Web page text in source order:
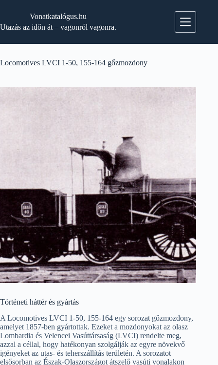
Vonatkatalógus.hu
Utazás az időn át – vagonról vagonra.
Locomotives LVCI 1-50, 155-164 gőzmozdony
Történeti háttér és gyártás
A Locomotives LVCI 1-50, 155-164 egy sorozat gőzmozdony,
amelyet 1857-ben gyártottak. Ezeket a mozdonyokat az olasz
Lombardia és Velencei Vasúttársaság (LVCI) rendelte meg,
azzal a céllal, hogy hatékonyan szolgálják az egyre növekvő
igényeket az utas- és teherszállítás területén. A sorozatot
elsősorban az Észak-Olaszországot átszelő vasúti vonalakon